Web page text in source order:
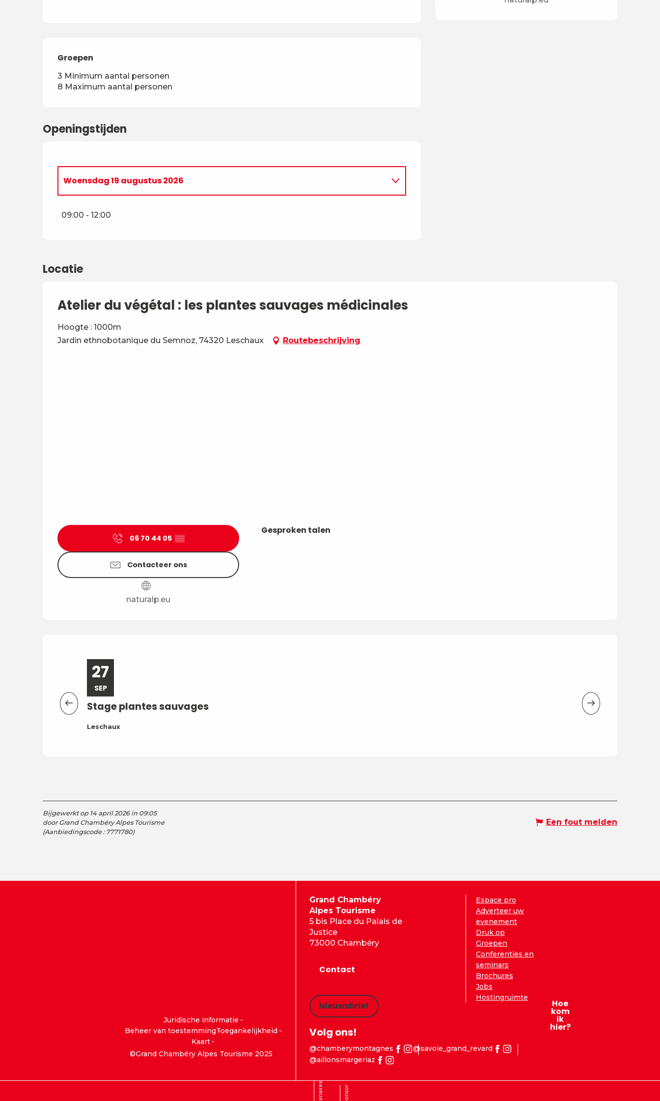
Groepen
Groepen
3 Minimum aantal personen
8 Maximum aantal personen
Openingstijden
Maandag 20 juli 2026
Woensdag 19 augustus 2026
Woensdag 26 augustus 2026
09:00 - 12:00
Locatie
Atelier du végétal : les plantes sauvages médicinales
Hoogte : 1000m
Jardin ethnobotanique du Semnoz, 74320 Leschaux
Routebeschrijving
06 70 44 05 ▒▒
Contacteer ons
naturalp.eu
Gesproken talen
Gesproken talen
27
SEP
Stage plantes sauvages
Leschaux
Bain de forêt
Bijgewerkt op 14 april 2026 in 09:05
door Grand Chambéry Alpes Tourisme
(Aanbiedingscode : 7771780)
Een fout melden
Juridische informatie
Beheer van toestemmingToegankelijkheid
Kaart
©Grand Chambéry Alpes Tourisme 2025
Grand Chambéry
Alpes Tourisme
5 bis Place du Palais de
Justice
73000 Chambéry
Contact
Nieuwsbrief
Espace pro
Adverteer uw
evenement
Druk op
Groepen
Conferenties en
seminars
Brochures
Jobs
Hostingruimte
Volg ons!
@chamberymontagnes
@savoie_grand_revard
@aillonsmargeriaz
Hoe
kom
ik
hier?
Sponsor